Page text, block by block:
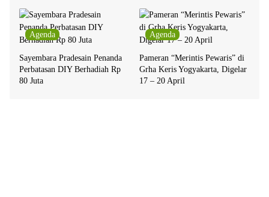
Agenda
Sayembara Pradesain Penanda
Perbatasan DIY Berhadiah Rp
80 Juta
Agenda
Pameran “Merintis Pewaris” di
Grha Keris Yogyakarta, Digelar
17 – 20 April